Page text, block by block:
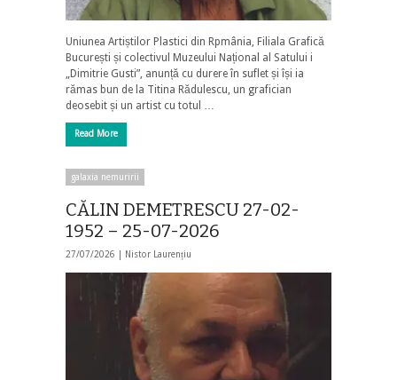
Uniunea Artiștilor Plastici din Rpmânia, Filiala Grafică
București și colectivul Muzeului Național al Satului i
„Dimitrie Gusti”, anunță cu durere în suflet și își ia
rămas bun de la Titina Rădulescu, un grafician
deosebit și un artist cu totul …
Read More
galaxia nemuririi
CĂLIN DEMETRESCU 27-02-
1952 – 25-07-2026
27/07/2026 | Nistor Laurențiu